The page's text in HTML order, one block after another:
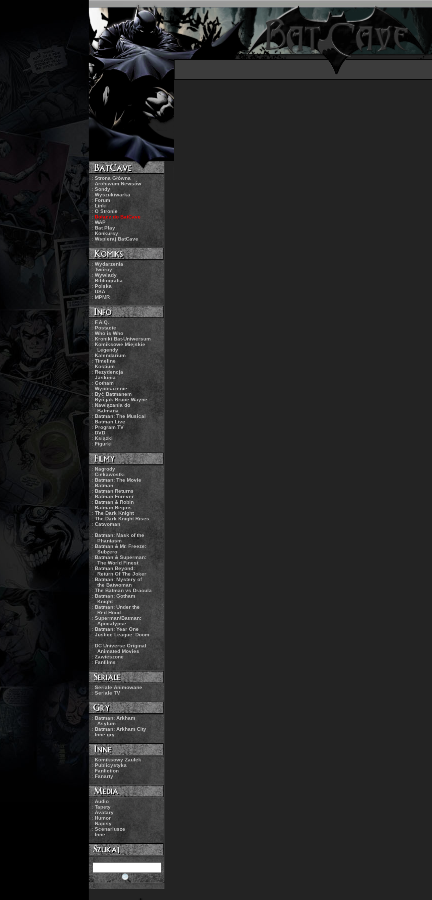
.: Strona Główna
.: Archiwum Newsów
.: Sondy
.:Wyszukiwarka
.: Forum
.: Linki
.: O Stronie
.: Dołącz do BatCave
.: WAP
.: Bat Play
.: Konkursy
.: Wspieraj BatCave
.: Wydarzenia
.: Twórcy
.: Wywiady
.:Bibliografia
.: Polska
.: USA
.: MPMR
.: F.A.Q.
.: Postacie
.: Who is Who
.:Kroniki Bat-Uniwersum
.: Komiksowe Miejskie
Legendy
.: Kalendarium
.: Timeline
.: Kostium
.: Rezydencja
.: Jaskinia
.: Gotham
.:Wyposażenie
.: Być Batmanem
.: Być jak Bruce Wayne
.: Nawiązania do
Batmana
.:Batman: The Musical
.: Batman Live
.: Program TV
.: DVD
.:Książki
.: Figurki
.: Nagrody
.: Ciekawostki
.: Batman: The Movie
.:Batman
.: Batman Returns
.: Batman Forever
.: Batman & Robin
.: Batman Begins
.: The Dark Knight
.: The Dark Knight Rises
.: Catwoman
.:Batman: Mask of the
Phantasm
.: Batman & Mr. Freeze:
Subzero
.: Batman & Superman:
The World Finest
.: Batman Beyond:
Return Of The Joker
.: Batman: Mystery of
the Batwoman
.: The Batman vs Dracula
.: Batman: Gotham
Knight
.: Batman: Under the
Red Hood
.: Superman/Batman:
Apocalypse
.: Batman: Year One
.: Justice League: Doom
.: DC Universe Original
Animated Movies
.: Zawieszone
.: Fanfilms
.: Seriale Animowane
.: Seriale TV
.: Batman: Arkham
Asylum
.: Batman: Arkham City
.:Inne gry
.: Komiksowy Zaułek
.: Publicystyka
.: Fanfiction
.:Fanarty
.: Audio
.: Tapety
.: Avatary
.:Humor
.: Napisy
.: Scenariusze
.: Inne